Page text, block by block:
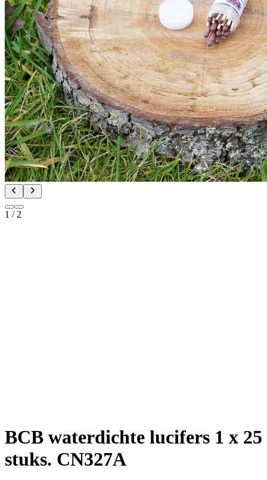
1 / 2
BCB waterdichte lucifers 1 x 25
stuks. CN327A